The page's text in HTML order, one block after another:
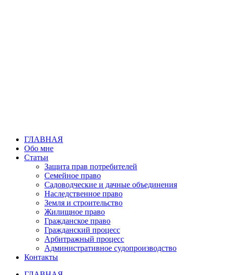
ГЛАВНАЯ
Обо мне
Статьи
Защита прав потребителей
Семейное право
Садоводческие и дачные объединения
Наследственное право
Земля и строительство
Жилищное право
Гражданское право
Гражданский процесс
Арбитражный процесс
Административное судопроизводство
Контакты